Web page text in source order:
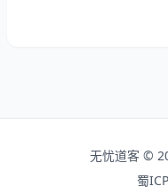
水县东）人。中国历史
龄最大（67岁即位）、
无忧道客 ©
蜀